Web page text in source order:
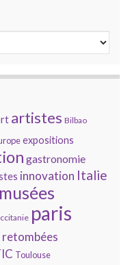
artistes Bilbao
expositions
gastronomie
innovation Italie
musées
paris
retombées
Toulouse